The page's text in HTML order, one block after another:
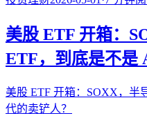
美股 ETF 开箱：
ETF，到底是不是
美股 ETF 开箱：SOXX，半
代的卖铲人？